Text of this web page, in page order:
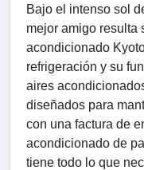
Bajo el intenso sol
mejor amigo resulta
acondicionado
refrigeración y su
aires
diseñados para
con una factura de
acondicionado de
tiene todo lo que